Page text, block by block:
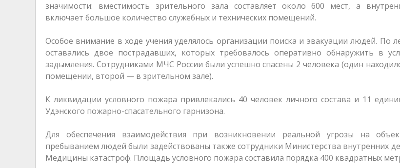
значимости: вместимость зрительного зала составляет около 600 мест, а
включает большое количество служебных и технических помещений.
Особое внимание в ходе учения уделялось организации поиска и эвакуации людей. По
оставались двое пострадавших, которых требовалось оперативно обнаружить в
задымления. Сотрудниками МЧС России были успешно спасены 2 человека (один
помещении, второй — в зрительном зале).
К ликвидации условного пожара привлекались 40 человек личного состава и 11
Удэнского пожарно-спасательного гарнизона.
Для обеспечения взаимодействия при возникновении реальной угрозы на
пребыванием людей были задействованы также сотрудники Министерства внутренних
Медицины катастроф. Площадь условного пожара составила порядка 400 квадратных